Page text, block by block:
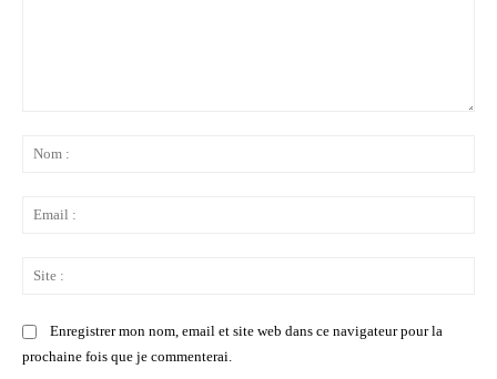
Enregistrer mon nom, email et site web dans ce navigateur pour la
prochaine fois que je commenterai.